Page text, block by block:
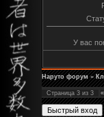
У вас
Наруто форум »
Страница 3 из 3 «